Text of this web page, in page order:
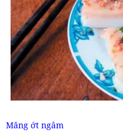
Măng ớt ngâm